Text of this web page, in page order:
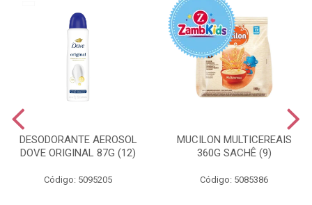
DESODORANTE AEROSOL
DOVE ORIGINAL 87G (12)
Código: 5095205
MUCILON MULTICEREAIS
360G SACHÊ (9)
Código: 5085386